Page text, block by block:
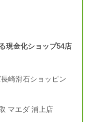
現金化ショップ54店
崎滑石ショッピン
マエダ 浦上店